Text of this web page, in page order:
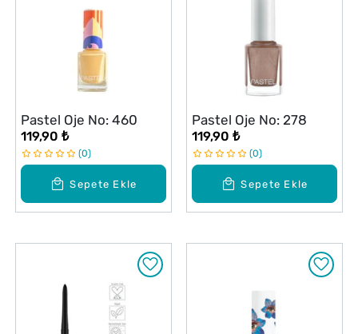
Sepete Ekle
Pastel Oje No: 460
119,90 ₺
0
Sepete Ekle
Pastel Oje No: 278
119,90 ₺
0